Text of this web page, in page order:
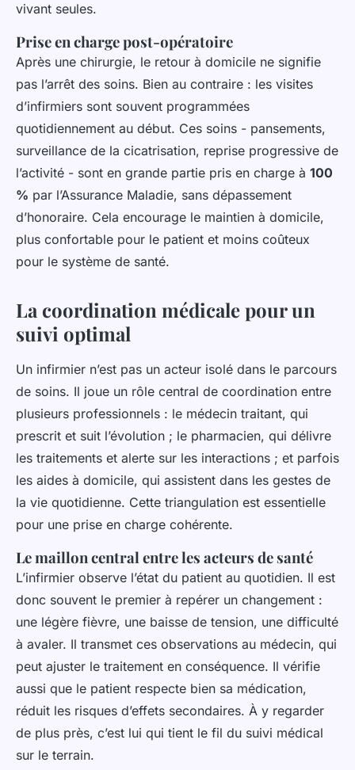
vivant seules.
Prise en charge post-opératoire
Après une chirurgie, le retour à domicile ne signifie
pas l’arrêt des soins. Bien au contraire : les visites
d’infirmiers sont souvent programmées
quotidiennement au début. Ces soins - pansements,
surveillance de la cicatrisation, reprise progressive de
l’activité - sont en grande partie pris en charge à 100
% par l’Assurance Maladie, sans dépassement
d’honoraire. Cela encourage le maintien à domicile,
plus confortable pour le patient et moins coûteux
pour le système de santé.
La coordination médicale pour un
suivi optimal
Un infirmier n’est pas un acteur isolé dans le parcours
de soins. Il joue un rôle central de coordination entre
plusieurs professionnels : le médecin traitant, qui
prescrit et suit l’évolution ; le pharmacien, qui délivre
les traitements et alerte sur les interactions ; et parfois
les aides à domicile, qui assistent dans les gestes de
la vie quotidienne. Cette triangulation est essentielle
pour une prise en charge cohérente.
Le maillon central entre les acteurs de santé
L’infirmier observe l’état du patient au quotidien. Il est
donc souvent le premier à repérer un changement :
une légère fièvre, une baisse de tension, une difficulté
à avaler. Il transmet ces observations au médecin, qui
peut ajuster le traitement en conséquence. Il vérifie
aussi que le patient respecte bien sa médication,
réduit les risques d’effets secondaires. À y regarder
de plus près, c’est lui qui tient le fil du suivi médical
sur le terrain.